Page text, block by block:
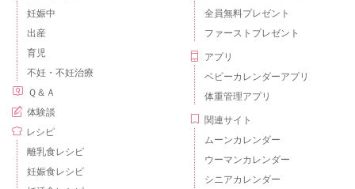
妊娠中
出産
育児
不妊・不妊治療
Ｑ＆Ａ
体験談
レシピ
離乳食レシピ
妊娠食レシピ
全員無料プレゼント
ファーストプレゼント
アプリ
ベビーカレンダーアプリ
体重管理アプリ
関連サイト
ムーンカレンダー
ウーマンカレンダー
シニアカレンダー